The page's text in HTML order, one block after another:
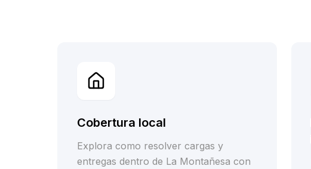
Cobertura local
Explora como resolver cargas y
entregas dentro de La Montañesa con